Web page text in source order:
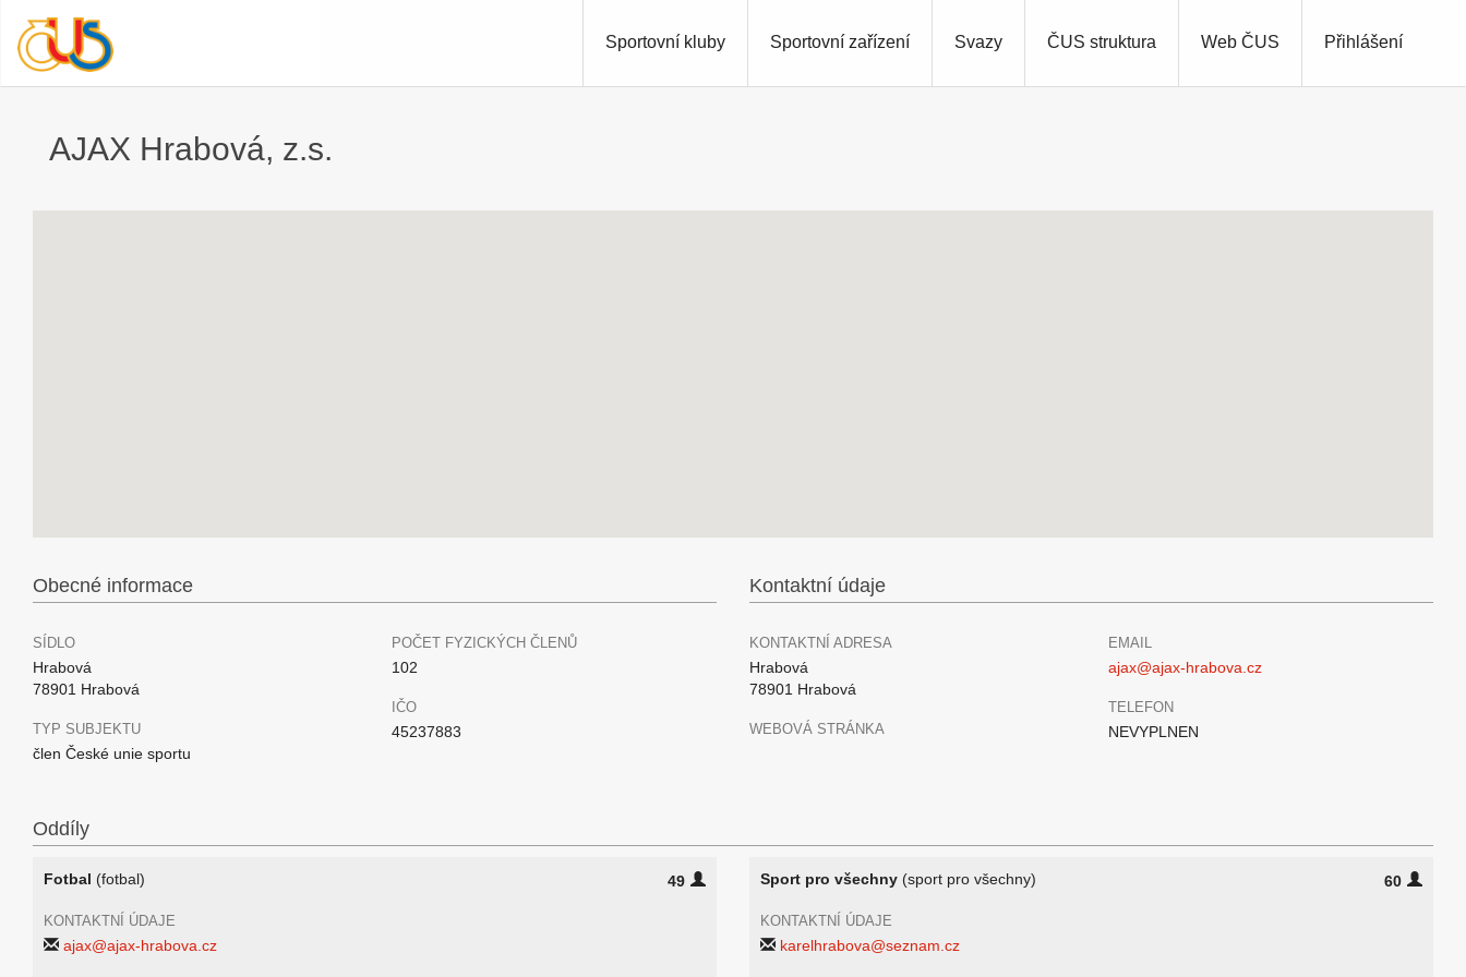
Přihlášení
Sportovní kluby Sportovní zařízení Svazy ČUS struktura Web ČUS
AJAX Hrabová, z.s.
Obecné informace
SÍDLO
Hrabová
78901 Hrabová
TYP SUBJEKTU
člen České unie sportu
POČET FYZICKÝCH ČLENŮ
102
IČO
45237883
Kontaktní údaje
KONTAKTNÍ ADRESA
Hrabová
78901 Hrabová
WEBOVÁ STRÁNKA
EMAIL
ajax@ajax-hrabova.cz
TELEFON
NEVYPLNEN
Oddíly
Fotbal (fotbal) 49
KONTAKTNÍ ÚDAJE
ajax@ajax-hrabova.cz
Sport pro všechny (sport pro všechny) 60
KONTAKTNÍ ÚDAJE
karelhrabova@seznam.cz